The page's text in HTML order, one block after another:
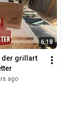
6:18
der grillart
ago